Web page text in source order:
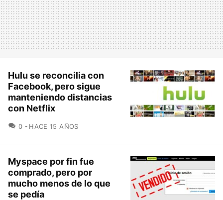
Hulu se reconcilia con
Facebook, pero sigue
manteniendo distancias
con Netflix
0 COMENTARIOS
HACE 15 AÑOS
Myspace por fin fue
comprado, pero por
mucho menos de lo que
se pedía